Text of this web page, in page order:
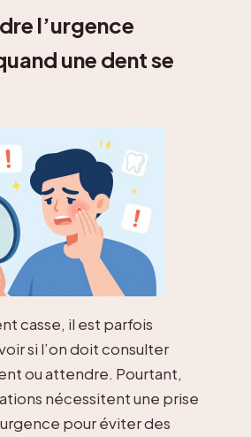
l’urgence
une dent se
casse, il est parfois
si l’on doit consulter
ou attendre. Pourtant,
nécessitent une prise
pour éviter des